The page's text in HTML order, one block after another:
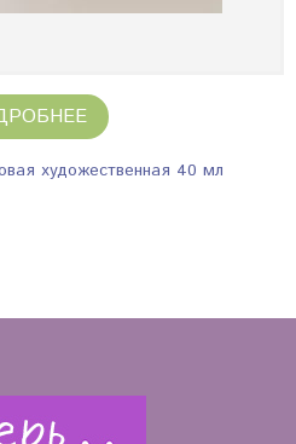
художественная 40 мл